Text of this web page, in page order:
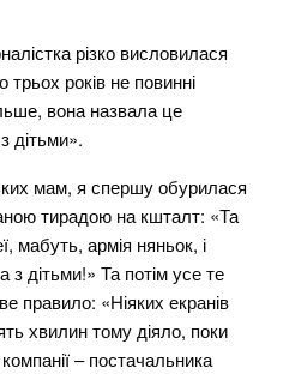
різко висловилася
років не повинні
вона назвала це
дітьми».
мам, я спершу обурилася
тирадою на кшталт: «Та
мабуть, армія няньок, і
з дітьми!» Та потім усе те
правило: «Ніяких екранів
хвилин тому діяло, поки
– постачальника